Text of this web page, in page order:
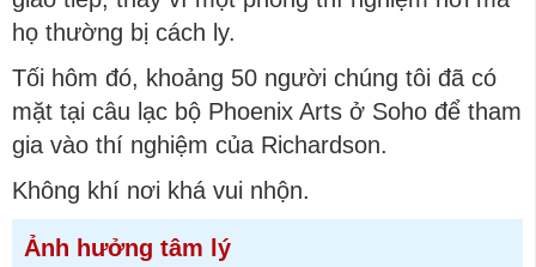
họ thường bị cách ly.
Tối hôm đó, khoảng 50 người chúng tôi đã có
mặt tại câu lạc bộ Phoenix Arts ở Soho để tham
gia vào thí nghiệm của Richardson.
Không khí nơi khá vui nhộn.
Ảnh hưởng tâm lý